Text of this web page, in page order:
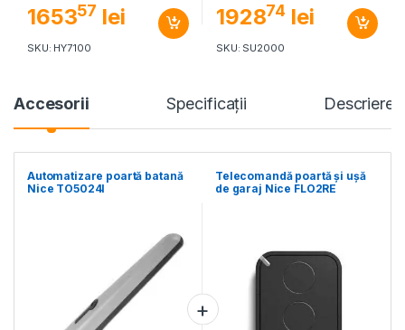
165357 lei
SKU: HY7100
192874 lei
SKU: SU2000
Accesorii Specificaţii Descriere
Automatizare poartă batană
Nice TO5024I
Telecomandă poartă și ușă
de garaj Nice FLO2RE